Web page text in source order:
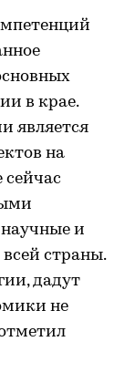
в крае.
является
на
сейчас
и
страны.
дадут
не